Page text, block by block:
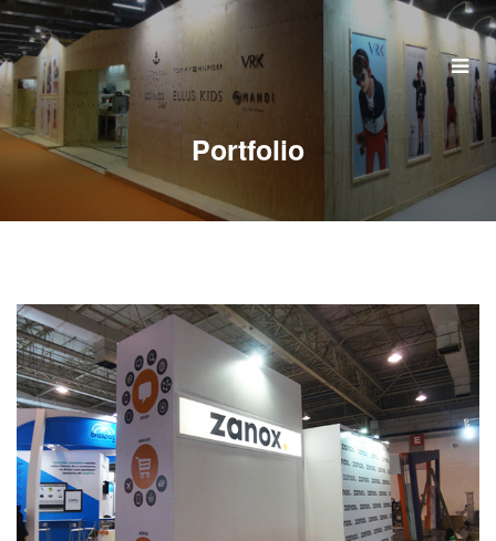
Portfolio
Home
Serviços
Portfolio
Perguntas Frequentes
Contato